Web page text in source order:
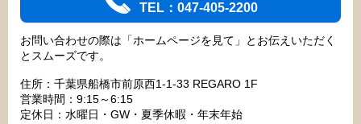
TEL：047-405-2200
お問い合わせの際は「ホームページを見て」とお伝えいただく
とスムーズです。
住所：千葉県船橋市前原西1-1-33 REGARO 1F
営業時間：9:15～6:15
定休日：水曜日・GW・夏季休暇・年末年始